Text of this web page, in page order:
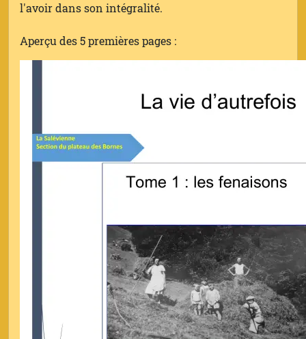
l'avoir dans son intégralité.
Aperçu des 5 premières pages :